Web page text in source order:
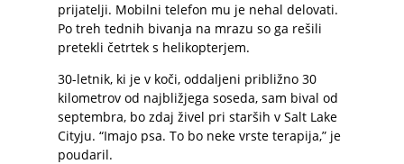
prijatelji. Mobilni telefon mu je nehal delovati.
Po treh tednih bivanja na mrazu so ga rešili
pretekli četrtek s helikopterjem.
30-letnik, ki je v koči, oddaljeni približno 30
kilometrov od najbližjega soseda, sam bival od
septembra, bo zdaj živel pri starših v Salt Lake
Cityju. “Imajo psa. To bo neke vrste terapija,” je
poudaril.